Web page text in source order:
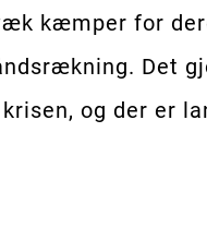
kæmper for
Det
og der er